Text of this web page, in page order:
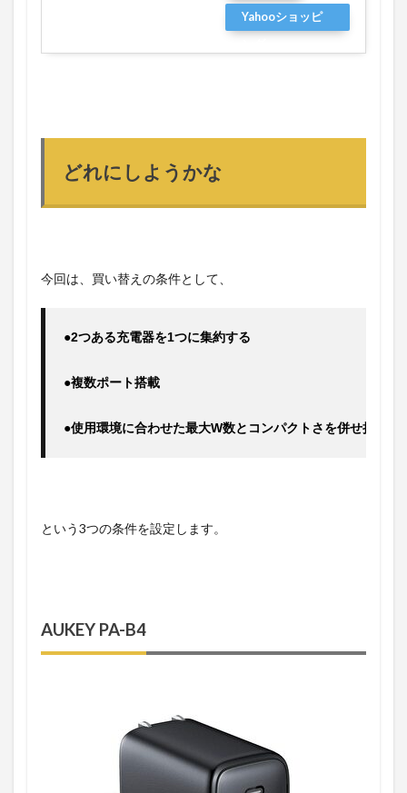
Yahooショッピ
どれにしようかな
今回は、買い替えの条件として、
●2つある充電器を1つに集約する
●複数ポート搭載
●使用環境に合わせた最大W数とコンパクトさを併せ持つ
という3つの条件を設定します。
AUKEY PA-B4